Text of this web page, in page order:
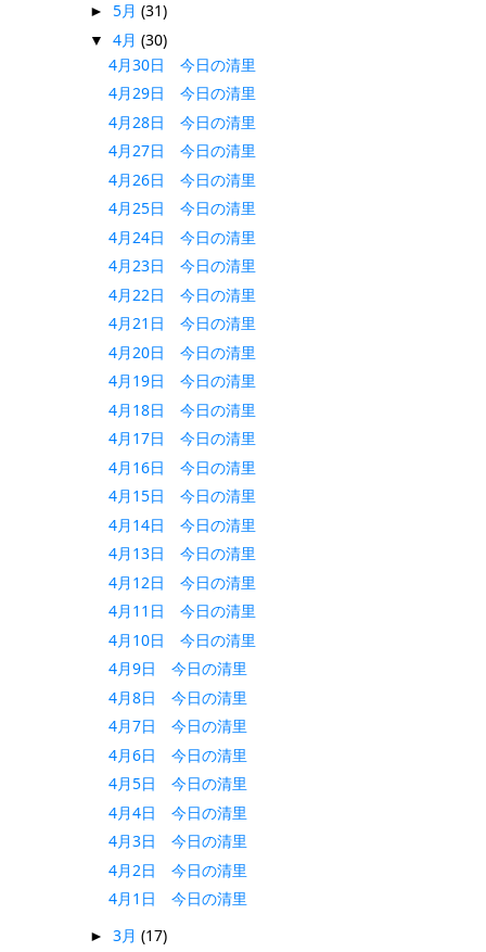
► 5月 (31)
▼ 4月 (30)
4月30日 今日の清里
4月29日 今日の清里
4月28日 今日の清里
4月27日 今日の清里
4月26日 今日の清里
4月25日 今日の清里
4月24日 今日の清里
4月23日 今日の清里
4月22日 今日の清里
4月21日 今日の清里
4月20日 今日の清里
4月19日 今日の清里
4月18日 今日の清里
4月17日 今日の清里
4月16日 今日の清里
4月15日 今日の清里
4月14日 今日の清里
4月13日 今日の清里
4月12日 今日の清里
4月11日 今日の清里
4月10日 今日の清里
4月9日 今日の清里
4月8日 今日の清里
4月7日 今日の清里
4月6日 今日の清里
4月5日 今日の清里
4月4日 今日の清里
4月3日 今日の清里
4月2日 今日の清里
4月1日 今日の清里
► 3月 (17)